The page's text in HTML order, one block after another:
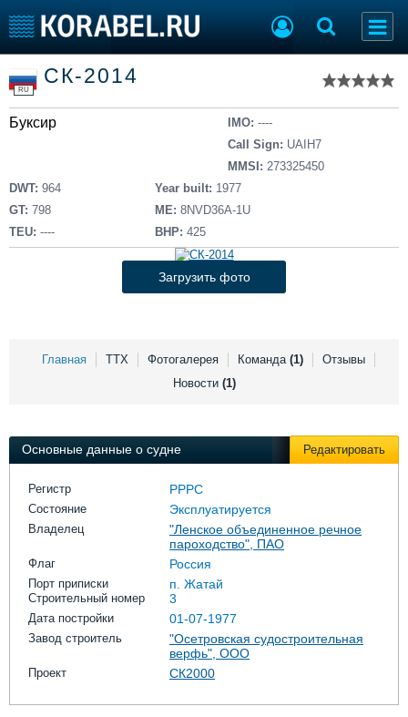
Тип судна
Добавить судно
Добавить проект
Последние 100
Пульс
Новости
Компании
Репутация
Торговая площадка
Доска объявлений
Продажа флота
Оборудование
Изделия
Материалы
Услуги
Личности
Флот
Форум
RU
СК-2014
Буксир IMO: ----
Call Sign: UAIH7
MMSI: 273325450
DWT: 964
GT: 798
TEU: ----
Year built: 1977
ME: 8NVD36A-1U
BHP: 425
Загрузить фото
Главная ТТХ Фотогалерея Команда (1)
Отзывы
Новости (1)
Основные данные о судне Редактировать
Регистр РРРС
Состояние Эксплуатируется
Владелец
"Ленское объединенное речное
пароходство", ПАО
Флаг Россия
Порт приписки п. Жатай
Строительный номер 3
Дата постройки 01-07-1977
Завод строитель
"Осетровская судостроительная
верфь", ООО
Проект СК2000